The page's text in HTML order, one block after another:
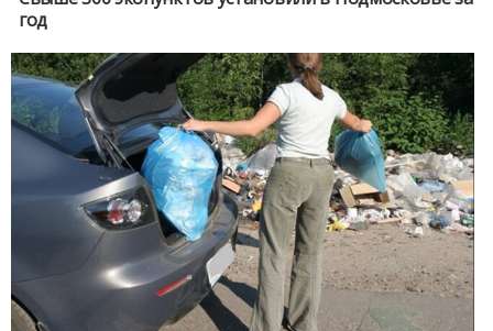
год